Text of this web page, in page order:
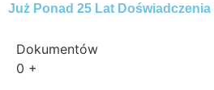
Już Ponad 25 Lat Doświadczenia
Dokumentów
0 +